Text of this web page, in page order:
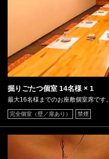
掘りごたつ個室 14名様 × 1
最大16名様までのお座敷個室席です。
完全個室（壁／扉あり） 禁煙